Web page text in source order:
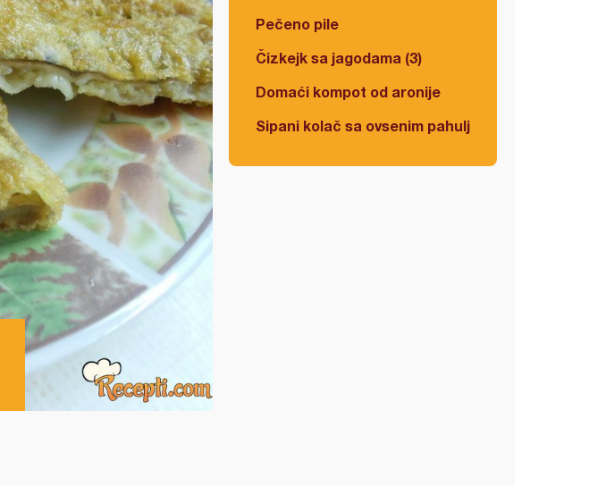
Pečeno pile
Čizkejk sa jagodama (3)
Domaći kompot od aronije
Sipani kolač sa ovsenim pahuljicama i višnjama